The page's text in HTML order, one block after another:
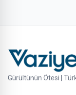
Gürültünün Ötesi |